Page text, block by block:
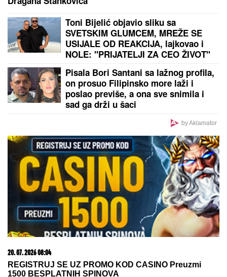
Slavni glumac SMRŠAO 90 KG, njegova
transformacija šokirala fanove - IZGLEDA
NEPREPOZNATLJIVO: Zahvaljujući ovom režimu
uspeo je da se PREPOLOVI
Evo kako pravilno da ZAMRZNETE
LETNJE VOĆE da vam NE POTAMNI
do zime: Treba vam samo jedan
MAGIČAN SASTOJAK I OVAJ TRIK
NEDELjNI HOROSKOP OD 9. DO 15.
AVGUSTA: Ovna očekuje sudbinski
susret, Lava "španska serija" u
ljubavi, Strelca uvećanje prihoda